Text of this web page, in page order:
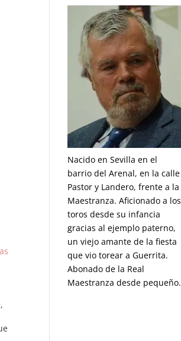
Nacido en Sevilla en el
barrio del Arenal, en la calle
Pastor y Landero, frente a la
Maestranza. Aficionado a los
toros desde su infancia
gracias al ejemplo paterno,
un viejo amante de la fiesta
que vio torear a Guerrita.
Abonado de la Real
Maestranza desde pequeño.